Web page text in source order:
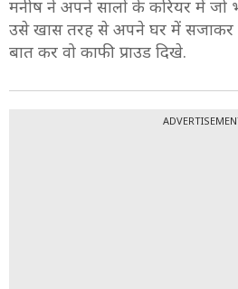
मनीष ने अपने सालों के करियर में जो
उसे खास तरह से अपने घर में सजाकर
बात कर वो काफी प्राउड दिखे.